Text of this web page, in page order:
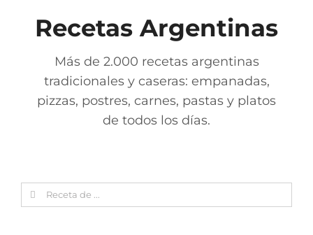
Recetas Argentinas
Más de 2.000 recetas argentinas
tradicionales y caseras: empanadas,
pizzas, postres, carnes, pastas y platos
de todos los días.
Search
for: